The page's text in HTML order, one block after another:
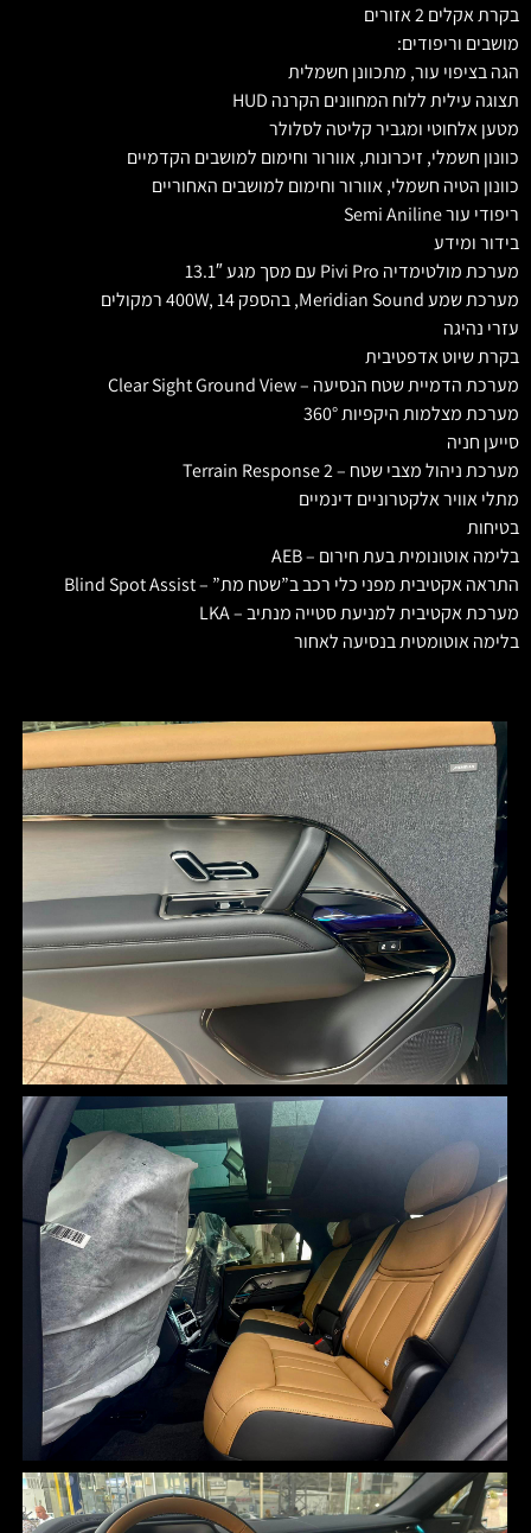
בקרת אקלים 2 אזורים
מושבים וריפודים:
הגה בציפוי עור, מתכוונן חשמלית
תצוגה עילית ללוח המחוונים הקרנה HUD
מטען אלחוטי ומגביר קליטה לסלולר
כוונון חשמלי, זיכרונות, אוורור וחימום למושבים הקדמיים
כוונון הטיה חשמלי, אוורור וחימום למושבים האחוריים
ריפודי עור Semi Aniline
בידור ומידע
מערכת מולטימדיה Pivi Pro עם מסך מגע 13.1″
מערכת שמע Meridian Sound, בהספק 400W, 14 רמקולים
עזרי נהיגה
בקרת שיוט אדפטיבית
מערכת הדמיית שטח הנסיעה – Clear Sight Ground View
מערכת מצלמות היקפיות 360°
סייען חניה
מערכת ניהול מצבי שטח – Terrain Response 2
מתלי אוויר אלקטרוניים דינמיים
בטיחות
בלימה אוטונומית בעת חירום – AEB
התראה אקטיבית מפני כלי רכב ב”שטח מת” – Blind Spot Assist
מערכת אקטיבית למניעת סטייה מנתיב – LKA
בלימה אוטומטית בנסיעה לאחור